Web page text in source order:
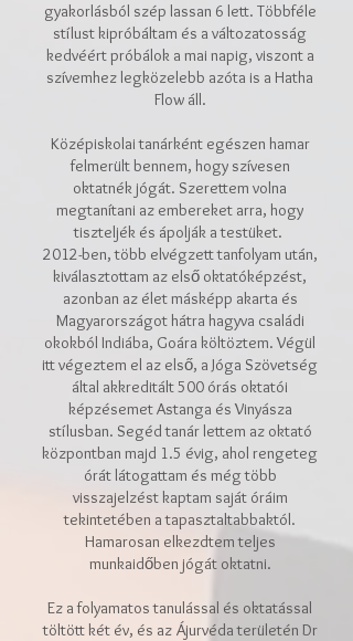
gyakorlásból szép lassan 6 lett. Többféle
stílust kipróbáltam és a változatosság
kedvéért próbálok a mai napig, viszont a
szívemhez legközelebb azóta is a Hatha
Flow áll.
Középiskolai tanárként egészen hamar
felmerült bennem, hogy szívesen
oktatnék jógát. Szerettem volna
megtanítani az embereket arra, hogy
tiszteljék és ápolják a testüket.
2012-ben, több elvégzett tanfolyam után,
kiválasztottam az első oktatóképzést,
azonban az élet másképp akarta és
Magyarországot hátra hagyva családi
okokból Indiába, Goára költöztem. Végül
itt végeztem el az első, a Jóga Szövetség
által akkreditált 500 órás oktatói
képzésemet Astanga és Vinyásza
stílusban. Segéd tanár lettem az oktató
központban majd 1.5 évig, ahol rengeteg
órát látogattam és még több
visszajelzést kaptam saját óráim
tekintetében a tapasztaltabbaktól.
Hamarosan elkezdtem teljes
munkaidőben jógát oktatni.
Ez a folyamatos tanulással és oktatással
töltött két év, és az Ájurvéda területén Dr